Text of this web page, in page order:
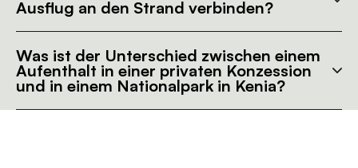
Ausflug an den Strand verbinden?
Was ist der Unterschied zwischen einem
Aufenthalt in einer privaten Konzession
und in einem Nationalpark in Kenia?